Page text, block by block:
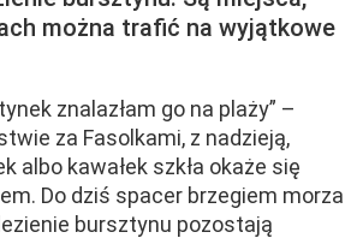
można trafić na wyjątkowe
znalazłam go na plaży” –
za Fasolkami, z nadzieją,
albo kawałek szkła okaże się
Do dziś spacer brzegiem morza
bursztynu pozostają